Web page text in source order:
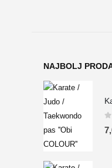
NAJBOLJ